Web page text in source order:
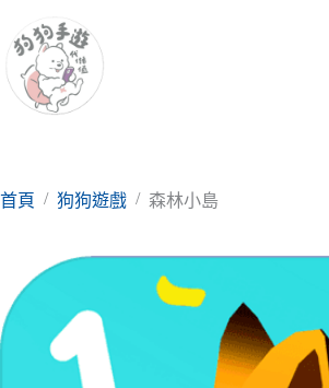
至
要
首頁 / 狗狗遊戲 / 森林小島